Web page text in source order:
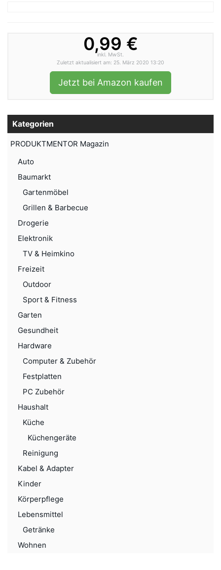
0,99 €
inkl. MwSt.
Zuletzt aktualisiert am: 25. März 2020 13:20
Jetzt bei Amazon kaufen
Kategorien
PRODUKTMENTOR Magazin
Auto
Baumarkt
Gartenmöbel
Grillen & Barbecue
Drogerie
Elektronik
TV & Heimkino
Freizeit
Outdoor
Sport & Fitness
Garten
Gesundheit
Hardware
Computer & Zubehör
Festplatten
PC Zubehör
Haushalt
Küche
Küchengeräte
Reinigung
Kabel & Adapter
Kinder
Körperpflege
Lebensmittel
Getränke
Wohnen